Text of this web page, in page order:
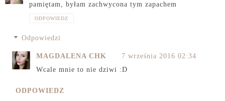
pamiętam, byłam zachwycona tym zapachem
ODPOWIEDZ
Odpowiedzi
MAGDALENA CHK
7 września 2016 02:34
Wcale mnie to nie dziwi :D
ODPOWIEDZ